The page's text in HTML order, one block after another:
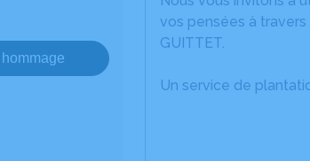
vos pensées à
GUITTET.
Un service de